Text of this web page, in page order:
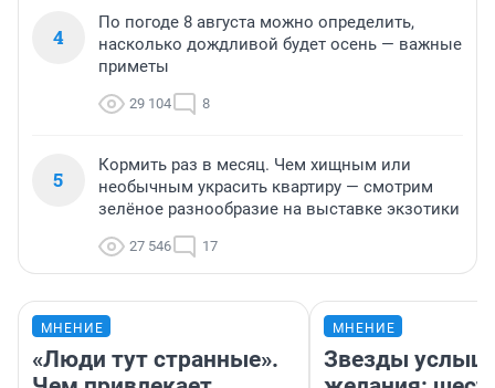
4
По погоде 8 августа можно определить,
насколько дождливой будет осень — важные
приметы
29 104 8
5
Кормить раз в месяц. Чем хищным или
необычным украсить квартиру — смотрим
зелёное разнообразие на выставке экзотики
27 546 17
МНЕНИЕ
«Люди тут странные».
МНЕНИЕ
Звезды